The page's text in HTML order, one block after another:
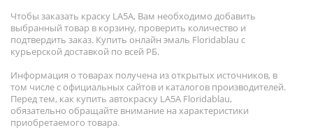
Чтобы заказать краску LA5A, Вам необходимо добавить
выбранный товар в корзину, проверить количество и
подтвердить заказ. Купить онлайн эмаль Floridablau с
курьерской доставкой по всей РБ.
Информация о товарах получена из открытых источников, в
том числе с официальных сайтов и каталогов производителей.
Перед тем, как купить автокраску LA5A Floridablau,
обязательно обращайте внимание на характеристики
приобретаемого товара.